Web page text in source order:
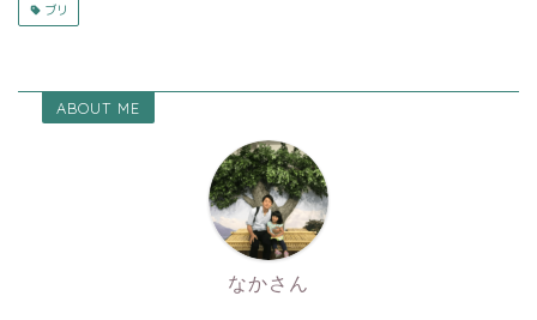
ブリ
ABOUT ME
なかさん